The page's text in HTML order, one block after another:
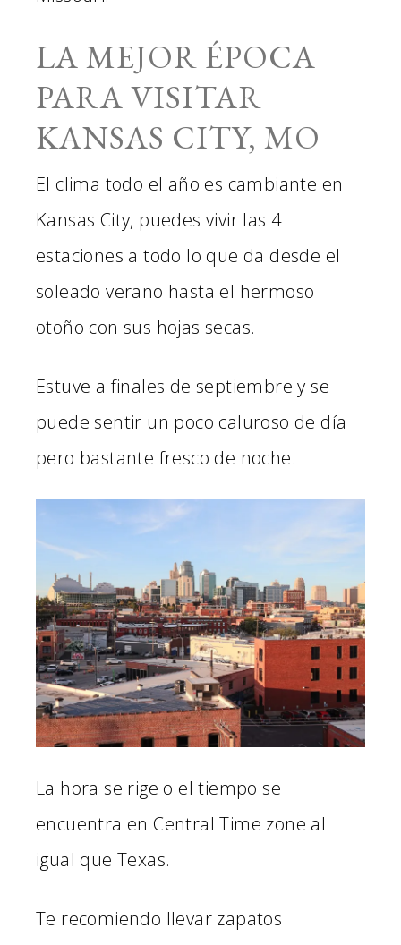
LA MEJOR ÉPOCA
PARA VISITAR
KANSAS CITY, MO
El clima todo el año es cambiante en
Kansas City, puedes vivir las 4
estaciones a todo lo que da desde el
soleado verano hasta el hermoso
otoño con sus hojas secas.
Estuve a finales de septiembre y se
puede sentir un poco caluroso de día
pero bastante fresco de noche.
La hora se rige o el tiempo se
encuentra en Central Time zone al
igual que Texas.
Te recomiendo llevar zapatos